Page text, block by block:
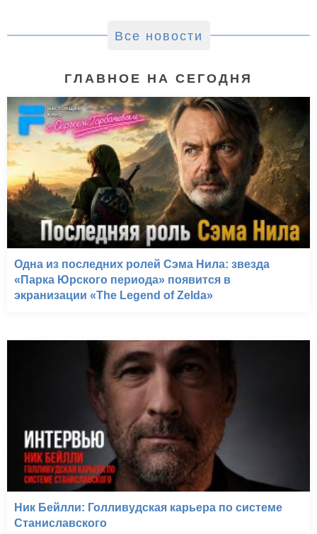
Все новости
ГЛАВНОЕ НА СЕГОДНЯ
Одна из последних ролей Сэма Нила: звезда
«Парка Юрского периода» появится в
экранизации «The Legend of Zelda»
Ник Бейлли: Голливудская карьера по системе
Станиславского